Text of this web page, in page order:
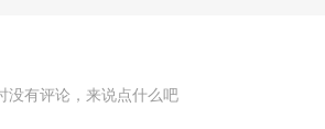
没有评论，来说点什么吧